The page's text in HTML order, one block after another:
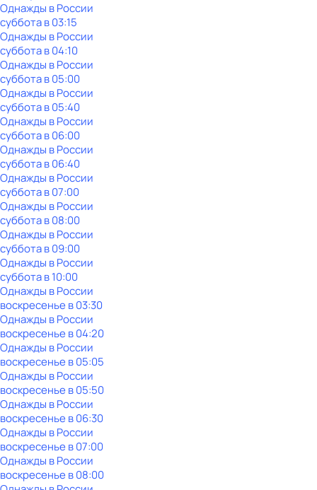
Однажды в России
субботав03:15
Однажды в России
субботав04:10
Однажды в России
субботав05:00
Однажды в России
субботав05:40
Однажды в России
субботав06:00
Однажды в России
субботав06:40
Однажды в России
субботав07:00
Однажды в России
субботав08:00
Однажды в России
субботав09:00
Однажды в России
субботав10:00
Однажды в России
воскресенье в03:30
Однажды в России
воскресенье в04:20
Однажды в России
воскресенье в05:05
Однажды в России
воскресенье в05:50
Однажды в России
воскресенье в06:30
Однажды в России
воскресенье в07:00
Однажды в России
воскресенье в08:00